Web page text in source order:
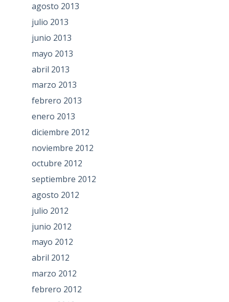
agosto 2013
julio 2013
junio 2013
mayo 2013
abril 2013
marzo 2013
febrero 2013
enero 2013
diciembre 2012
noviembre 2012
octubre 2012
septiembre 2012
agosto 2012
julio 2012
junio 2012
mayo 2012
abril 2012
marzo 2012
febrero 2012